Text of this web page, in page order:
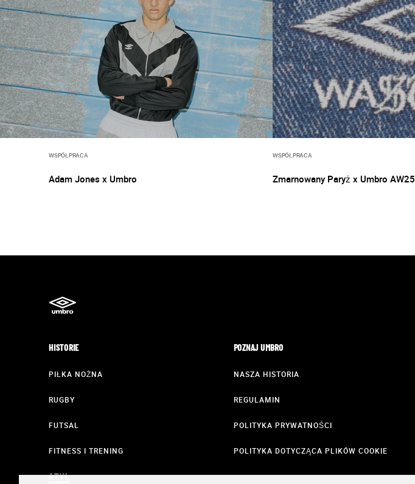
WSPÓŁPRACA
Adam Jones x Umbro
WSPÓŁPRACA
Zmarnowany Paryż x Umbro AW25
POZNAJ UMBRO
NASZA HISTORIA
REGULAMIN
POLITYKA PRYWATNOŚCI
POLITYKA DOTYCZĄCA PLIKÓW COOKIE
HISTORIE
PIŁKA NOŻNA
RUGBY
FUTSAL
FITNESS I TRENING
STYL